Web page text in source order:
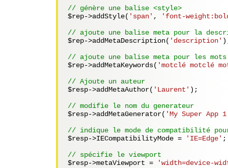
// génère une balise <style>
$rep->addStyle( 'span' ,
'font-
// ajoute une balise meta pour la
$rep->addMetaDescription( 'description'
// ajoute une balise meta pour les
$rep->addMetaKeywords( 'motclé motclé
// Ajoute un auteur
$resp->addMetaAuthor( 'Laurent' );
// modifie le nom du generateur
$resp->addMetaGenerator( 'My Super App
// indique le mode de compatibilité
$resp->IECompatibilityMode = 'IE=Edge'
// spécifie le viewport
$resp->metaViewport =
'width=device-